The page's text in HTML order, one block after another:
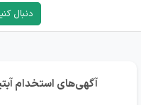
دنبال
آگهی‌های استخدام